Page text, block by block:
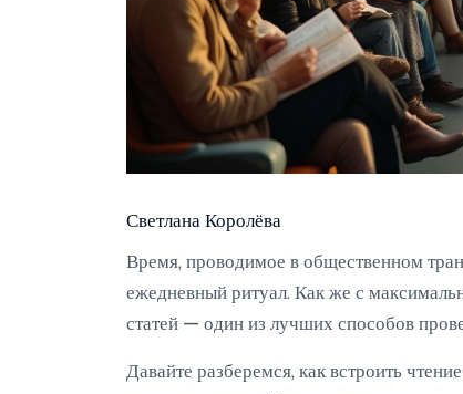
Светлана Королёва
Время, проводимое в общественном
ежедневный ритуал. Как же с
статей — один из лучших способов
Давайте разберемся, как встроить